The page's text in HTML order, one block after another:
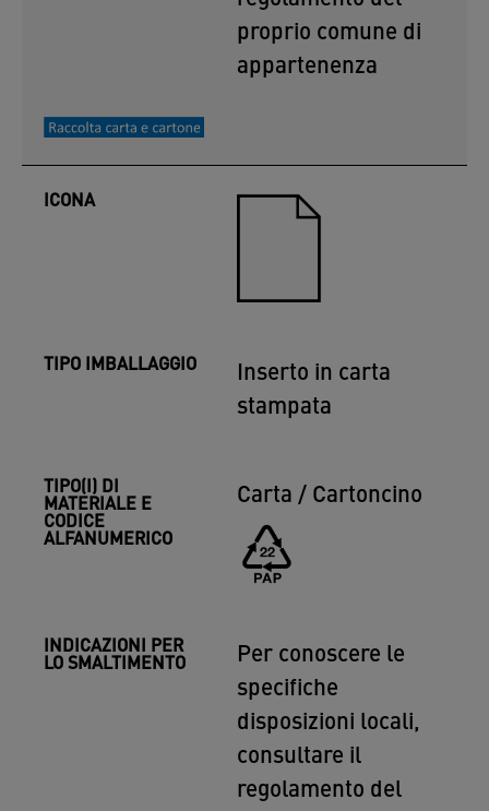
proprio comune di
appartenenza
ICONA
TIPO IMBALLAGGIO
Inserto in carta
stampata
TIPO(I) DI
MATERIALE E
CODICE
ALFANUMERICO
Carta / Cartoncino
INDICAZIONI PER
LO SMALTIMENTO
Per conoscere le
specifiche
disposizioni locali,
consultare il
regolamento del